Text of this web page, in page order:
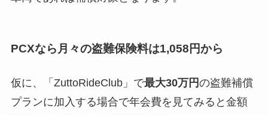
PCXなら月々の盗難保険料は1,058円から
仮に、「ZuttoRideClub」で最大30万円の盗難補償
プランに加入する場合で年会費を見てみると金額